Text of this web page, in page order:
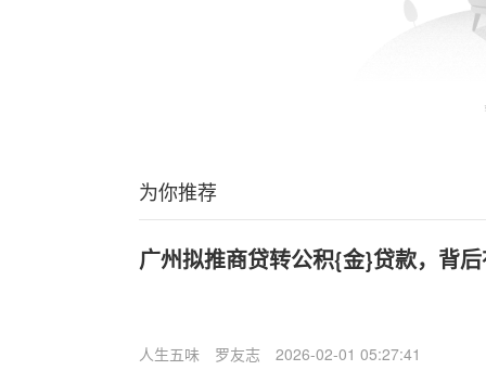
为你推荐
广州拟推商贷转公积{金}贷款，背
人生五味 罗友志 2026-02-01 05:27:41